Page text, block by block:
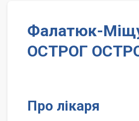
Фалатюк-
ОСТРОГ
Про лікаря